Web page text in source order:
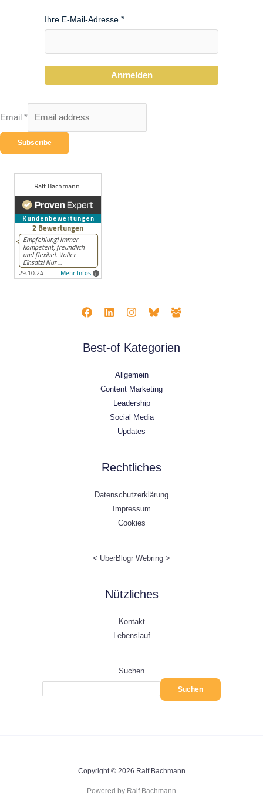
Ihre E-Mail-Adresse
Anmelden
Email *
Subscribe
Best-of Kategorien
Allgemein
Content Marketing
Leadership
Social Media
Updates
Rechtliches
Datenschutzerklärung
Impressum
Cookies
< UberBlogr Webring >
Nützliches
Kontakt
Lebenslauf
Suchen
Suchen
Copyright © 2026 Ralf Bachmann
Powered by Ralf Bachmann